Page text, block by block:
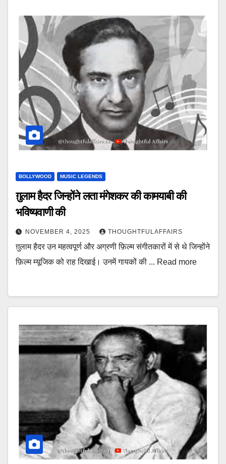
BOLLYWOOD MUSIC LEGENDS
ग़ुलाम हैदर जिन्होंने लता मंगेशकर की कामयाबी की
भविष्यवाणी की
NOVEMBER 4, 2025 THOUGHTFULAFFAIRS
ग़ुलाम हैदर उन महत्वपूर्ण और अग्रणी फ़िल्म संगीतकारों में से थे जिन्होंने
फ़िल्म म्यूजिक को राह दिखाई। उनमें गायकों की ... Read more